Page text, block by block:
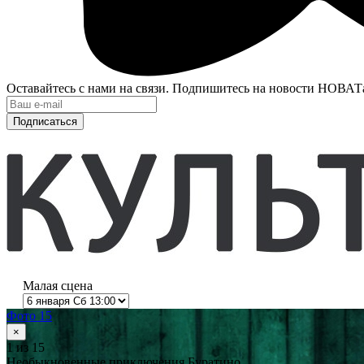
Оставайтесь с нами на связи. Подпишитесь на новости
Подписаться
Малая сцена
Фото 15
×
1 из 15